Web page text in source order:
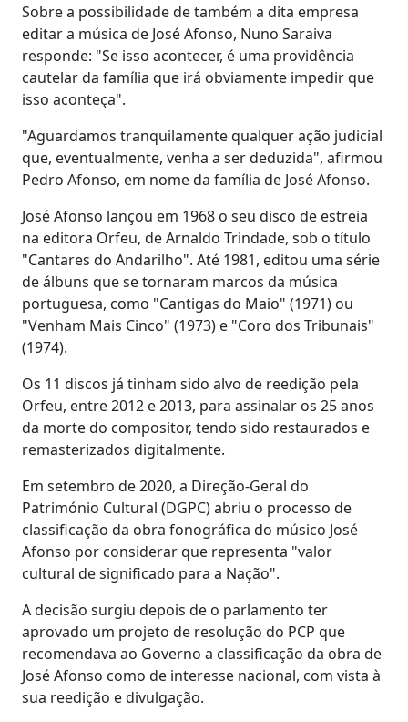
Sobre a possibilidade de também a dita empresa
editar a música de José Afonso, Nuno Saraiva
responde: "Se isso acontecer, é uma providência
cautelar da família que irá obviamente impedir que
isso aconteça".
"Aguardamos tranquilamente qualquer ação judicial
que, eventualmente, venha a ser deduzida", afirmou
Pedro Afonso, em nome da família de José Afonso.
José Afonso lançou em 1968 o seu disco de estreia
na editora Orfeu, de Arnaldo Trindade, sob o título
"Cantares do Andarilho". Até 1981, editou uma série
de álbuns que se tornaram marcos da música
portuguesa, como "Cantigas do Maio" (1971) ou
"Venham Mais Cinco" (1973) e "Coro dos Tribunais"
(1974).
Os 11 discos já tinham sido alvo de reedição pela
Orfeu, entre 2012 e 2013, para assinalar os 25 anos
da morte do compositor, tendo sido restaurados e
remasterizados digitalmente.
Em setembro de 2020, a Direção-Geral do
Património Cultural (DGPC) abriu o processo de
classificação da obra fonográfica do músico José
Afonso por considerar que representa "valor
cultural de significado para a Nação".
A decisão surgiu depois de o parlamento ter
aprovado um projeto de resolução do PCP que
recomendava ao Governo a classificação da obra de
José Afonso como de interesse nacional, com vista à
sua reedição e divulgação.